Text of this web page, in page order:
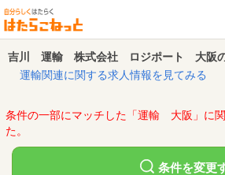
吉川 運輸 株式会社 ロジポート 大阪の
運輸関連に関する求人情報を見てみる
条件の一部にマッチした「運輸 大阪」に
た。
条件を変更